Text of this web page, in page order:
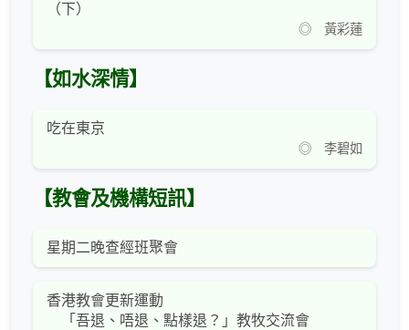
（下）
◎ 黃彩蓮
【如水深情】
吃在東京
◎ 李碧如
【教會及機構短訊】
星期二晚查經班聚會
香港教會更新運動
「吾退、唔退、點樣退？」教牧交流會